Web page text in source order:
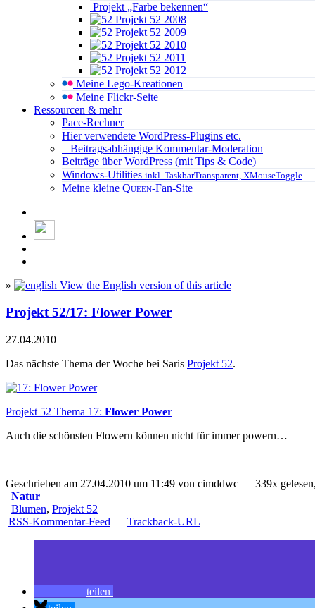
Projekt „Farbe bekennen“
Projekt 52 2008
Projekt 52 2009
Projekt 52 2010
Projekt 52 2011
Projekt 52 2012
Meine Lego-Kreationen
Meine Flickr-Seite
Ressourcen & mehr
Pace-Rechner
Hier verwendete WordPress-Plugins etc.
– Beitragsabhängige Kommentar-Moderation
Beiträge über WordPress (mit Tips & Code)
Windows-Utilities inkl. TaskbarTransparent, XMouseToggle
Meine kleine Queen-Fan-Site
» View the English version of this article
Projekt 52/17: Flower Power
27.04.2010
Das nächste Thema der Woche bei Saris Projekt 52.
Projekt 52 Thema 17: Flower Power
Auch die schönsten Flowern können nicht für immer powern…
Geschrieben am 27.04.2010 um 11:49 von cimddwc — 339x
Natur
Blumen, Projekt 52
RSS-Kommentar-Feed — Trackback-URL
teilen